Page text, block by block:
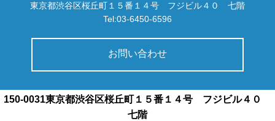
東京都渋谷区桜丘町１５番１４号 フジビル４０ 七階
Tel:03-6450-6596
お問い合わせ
150-0031東京都渋谷区桜丘町１５番１４号 フジビル４０
七階